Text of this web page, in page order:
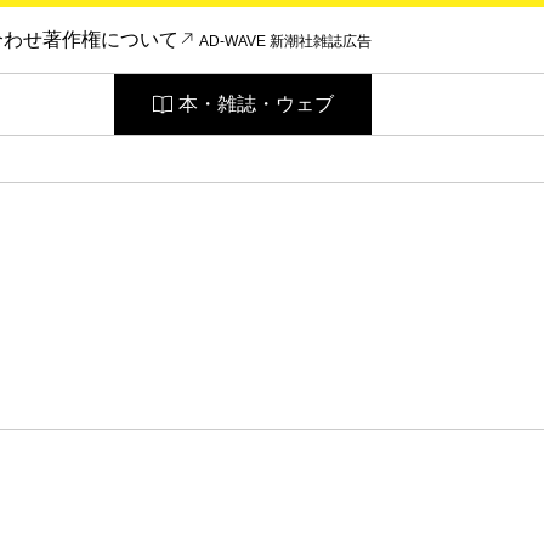
わせ著作権について AD-WAVE 新潮社雑誌広告
本・雑誌・ウェブ